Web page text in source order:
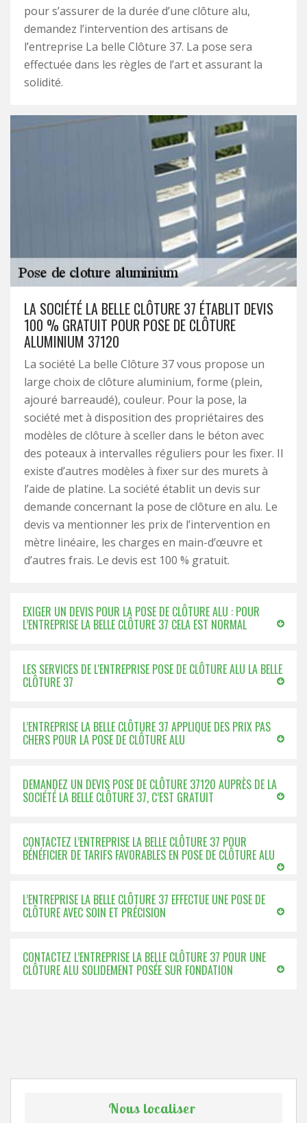
pour s’assurer de la durée d’une clôture alu,
demandez l’intervention des artisans de
l’entreprise La belle Clôture 37. La pose sera
effectuée dans les règles de l’art et assurant la
solidité.
LA SOCIÉTÉ LA BELLE CLÔTURE 37 ÉTABLIT DEVIS
100 % GRATUIT POUR POSE DE CLÔTURE
ALUMINIUM 37120
La société La belle Clôture 37 vous propose un
large choix de clôture aluminium, forme (plein,
ajouré barreaudé), couleur. Pour la pose, la
société met à disposition des propriétaires des
modèles de clôture à sceller dans le béton avec
des poteaux à intervalles réguliers pour les fixer. Il
existe d’autres modèles à fixer sur des murets à
l’aide de platine. La société établit un devis sur
demande concernant la pose de clôture en alu. Le
devis va mentionner les prix de l’intervention en
mètre linéaire, les charges en main-d’œuvre et
d’autres frais. Le devis est 100 % gratuit.
EXIGER UN DEVIS POUR LA POSE DE CLÔTURE ALU : POUR
L’ENTREPRISE LA BELLE CLÔTURE 37 CELA EST NORMAL
LES SERVICES DE L'ENTREPRISE POSE DE CLÔTURE ALU LA BELLE
CLÔTURE 37
L’ENTREPRISE LA BELLE CLÔTURE 37 APPLIQUE DES PRIX PAS
CHERS POUR LA POSE DE CLÔTURE ALU
DEMANDEZ UN DEVIS POSE DE CLÔTURE 37120 AUPRÈS DE LA
SOCIÉTÉ LA BELLE CLÔTURE 37, C’EST GRATUIT
CONTACTEZ L’ENTREPRISE LA BELLE CLÔTURE 37 POUR
BÉNÉFICIER DE TARIFS FAVORABLES EN POSE DE CLÔTURE ALU
L’ENTREPRISE LA BELLE CLÔTURE 37 EFFECTUE UNE POSE DE
CLÔTURE AVEC SOIN ET PRÉCISION
CONTACTEZ L’ENTREPRISE LA BELLE CLÔTURE 37 POUR UNE
CLÔTURE ALU SOLIDEMENT POSÉE SUR FONDATION
Nous localiser